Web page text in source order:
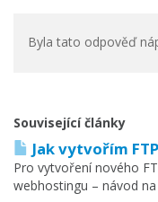
Byla tato odpověď
Související články
Jak vytvořím
Pro vytvoření nového
webhostingu – návod